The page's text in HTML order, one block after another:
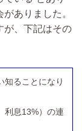
ありました。
が、下記はその
知ることになり
利息13%）の連